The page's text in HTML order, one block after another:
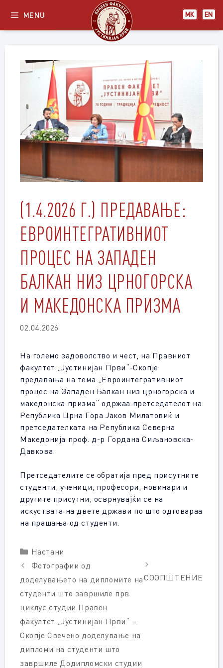
content
МК EN
MENU
(1.4.2026 Г.) ПРЕДАВАЊЕ:
ЕВРОИНТЕГРАТИВНИОТ
ПРОЦЕС НА ЗАПАДЕН
БАЛКАН НИЗ ЦРНОГОРСКА
И МАКЕДОНСКА ПРИЗМА
02.04.2026
На големо задоволство и чест, на Правниот
факултет „Јустинијан Први“-Скопје
предавања на тема „Евроинтегративниот
процес на Западен Балкан низ црногорска и
македонска призма“ одржаа претседателот на
Република Црна Гора Јаков Милатовиќ и
претседателката на Република Северна
Македонија проф. д-р Гордана Сиљановска-
Давкова.
Претседателите се обратија пред присутните
студенти, ученици, професори, новинари и
другите присутни, осврнувајќи се на
искуствата на двете држави по што одговараа
на прашања од студенти.
Categories
Настани
Фотографии од
доделувањето на дипломите на
студенти што завршиле прв
циклус студии Правен
факултет „Јустинијан Први“ –
Скопје Свечено доделување на
дипломи на студенти што
завршиле Додипломски студии
СООПШТЕНИЕ